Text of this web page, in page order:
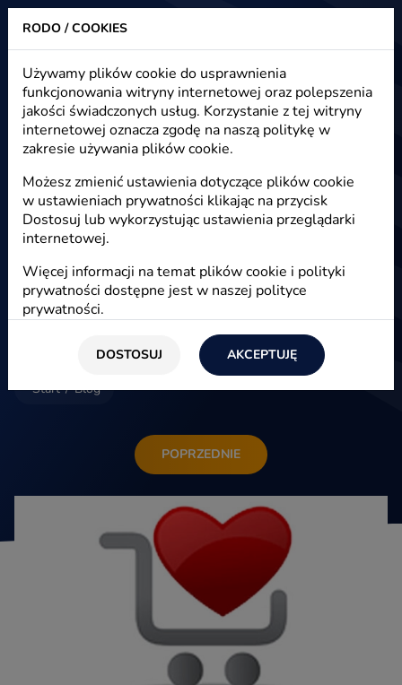
Heuristic - strony www, sklepy internetowe, e-marketing
Blog - e-marketing, e-commerce,
e-biznes
E-marketing
Start / Blog
POPRZEDNIE
RODO / COOKIES
Używamy plików cookie do usprawnienia
funkcjonowania witryny internetowej oraz polepszenia
jakości świadczonych usług. Korzystanie z tej witryny
internetowej oznacza zgodę na naszą politykę w
zakresie używania plików cookie.
Możesz zmienić ustawienia dotyczące plików cookie
w ustawieniach prywatności klikając na przycisk
Dostosuj lub wykorzystując ustawienia przeglądarki
internetowej.
Więcej informacji na temat plików cookie i polityki
prywatności dostępne jest w naszej polityce
prywatności.
DOSTOSUJ AKCEPTUJĘ